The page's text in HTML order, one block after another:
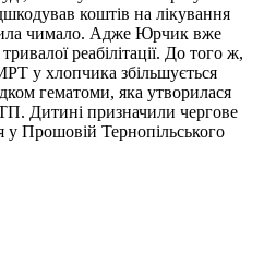
коштів на лікування
чимало. Адже Юрчик вже
реабілітації. До того ж,
у хлопчика збільшується
гематоми, яка утворилася
Дитині призначили чергове
у Прошовій Тернопільського